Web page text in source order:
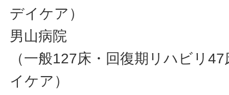
デイケア）
男山病院
（一般127床・回復期リハビリ
イケア）